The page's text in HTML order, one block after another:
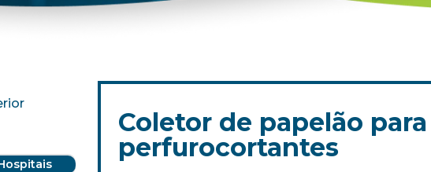
Coletor de papelão para
perfurocortantes